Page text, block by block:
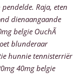
Raja, eten
dienaangaande
belgie OuchÃ
blunderaar
hunnie tennisterriër
40mg belgie